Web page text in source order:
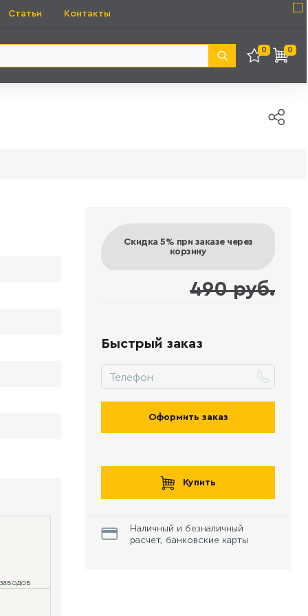
Статьи Контакты
0 0
Скидка 5% при заказе через
корзину
490 руб.
Быстрый заказ
Оформить заказ
Купить
Наличный и безналичный
расчет, банковские карты